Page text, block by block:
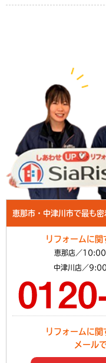
恵那市・中津川市で最も
リフォームに関
恵那店／
中津川店／
リフォームに関
メール